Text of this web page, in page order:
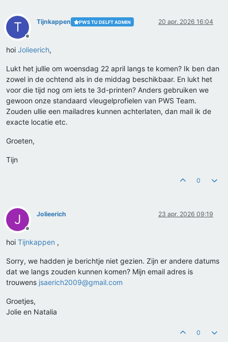
T
Offline
Tijnkappen PWS TU DELFT ADMIN 20 apr. 2026 16:04
hoi Jolieerich,
Lukt het jullie om woensdag 22 april langs te komen? Ik ben dan
zowel in de ochtend als in de middag beschikbaar. En lukt het
voor die tijd nog om iets te 3d-printen? Anders gebruiken we
gewoon onze standaard vleugelprofielen van PWS Team.
Zouden ullie een mailadres kunnen achterlaten, dan mail ik de
exacte locatie etc.
Groeten,
Tijn
0
J
Offline
Jolieerich 23 apr. 2026 09:19
hoi Tijnkappen ,
Sorry, we hadden je berichtje niet gezien. Zijn er andere datums
dat we langs zouden kunnen komen? Mijn email adres is
trouwens jsaerich2009@gmail.com
Groetjes,
Jolie en Natalia
0